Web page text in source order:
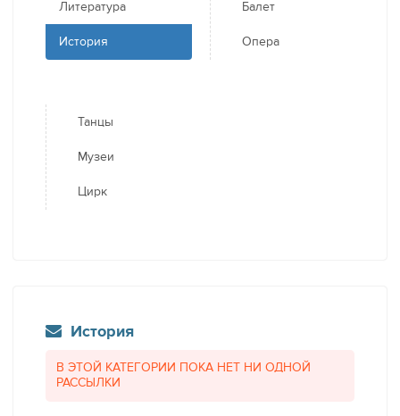
Литература
История
Балет
Опера
Танцы
Музеи
Цирк
История
В ЭТОЙ КАТЕГОРИИ ПОКА НЕТ НИ ОДНОЙ
РАССЫЛКИ